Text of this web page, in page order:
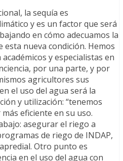
la sequía es
y es un factor que será
en cómo adecuamos la
nueva condición. Hemos
y especialistas en
por una parte, y por
agricultores sus
el uso del agua será la
y utilización: “tenemos
eficiente en su uso.
asegurar el riego a
de riego de INDAP,
Otro punto es
en el uso del agua con